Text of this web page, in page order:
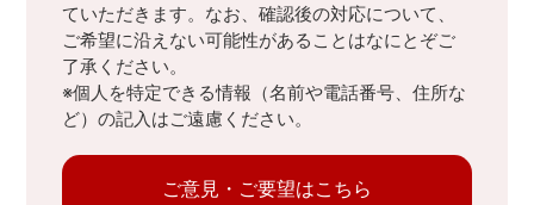
ていただきます。なお、確認後の対応について、
ご希望に沿えない可能性があることはなにとぞご
了承ください。
※個人を特定できる情報（名前や電話番号、住所な
ど）の記入はご遠慮ください。
ご意見・ご要望はこちら